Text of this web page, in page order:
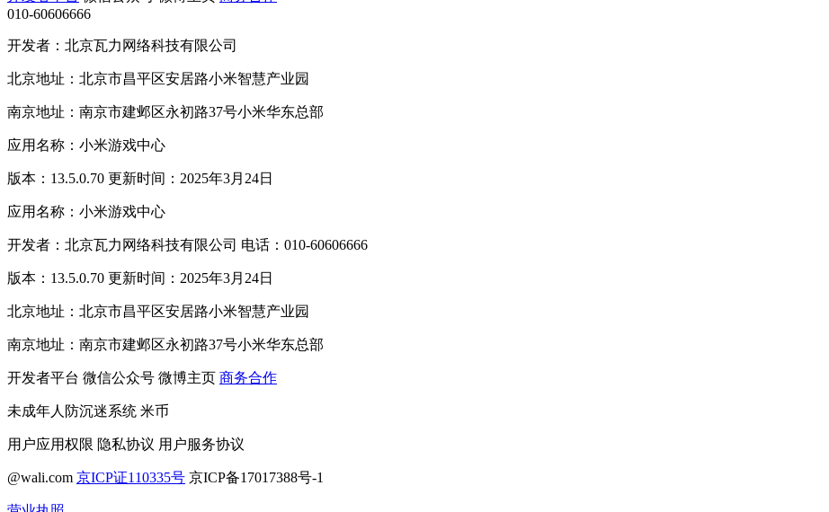
010-60606666
开发者：北京瓦力网络科技有限公司
北京地址：北京市昌平区安居路小米智慧产业园
南京地址：南京市建邺区永初路37号小米华东总部
应用名称：小米游戏中心
版本：13.5.0.70 更新时间：2025年3月24日
应用名称：小米游戏中心
开发者：北京瓦力网络科技有限公司 电话：010-60606666
版本：13.5.0.70 更新时间：2025年3月24日
北京地址：北京市昌平区安居路小米智慧产业园
南京地址：南京市建邺区永初路37号小米华东总部
开发者平台 微信公众号 微博主页 商务合作
未成年人防沉迷系统 米币
用户应用权限 隐私协议 用户服务协议
@wali.com 京ICP证110335号 京ICP备17017388号-1